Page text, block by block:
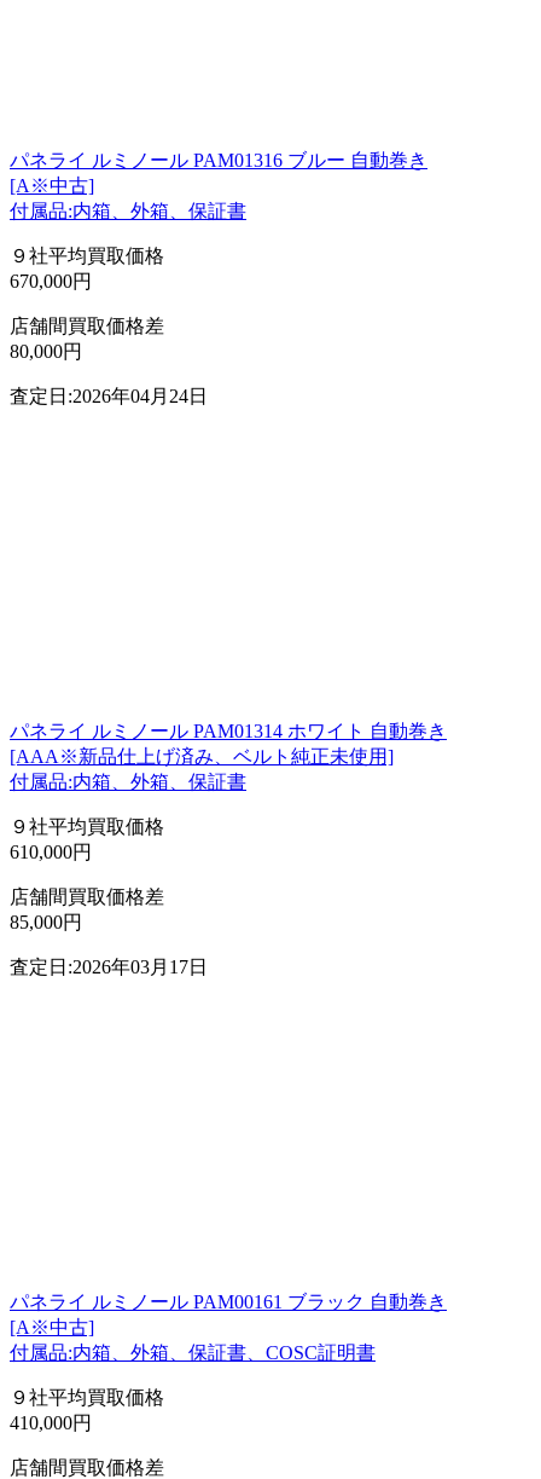
パネライ ルミノール PAM01316 ブルー 自動巻き
[A※中古]
付属品:内箱、外箱、保証書
９社平均買取価格
670,000円
店舗間買取価格差
80,000円
査定日:2026年04月24日
パネライ ルミノール PAM01314 ホワイト 自動巻き
[AAA※新品仕上げ済み、ベルト純正未使用]
付属品:内箱、外箱、保証書
９社平均買取価格
610,000円
店舗間買取価格差
85,000円
査定日:2026年03月17日
パネライ ルミノール PAM00161 ブラック 自動巻き
[A※中古]
付属品:内箱、外箱、保証書、COSC証明書
９社平均買取価格
410,000円
店舗間買取価格差